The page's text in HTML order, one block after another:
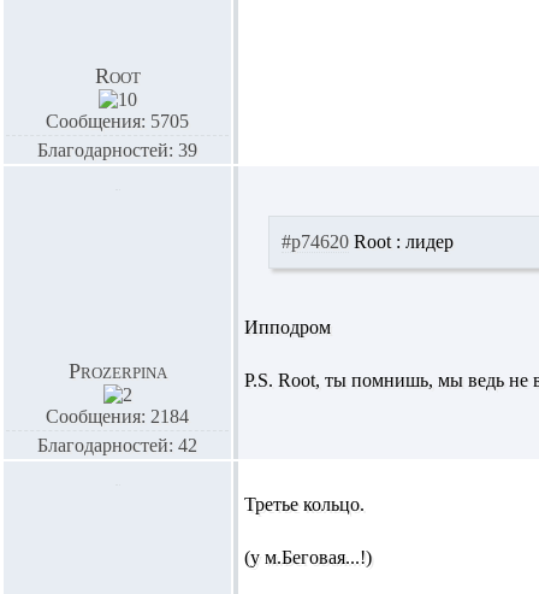
Root
Сообщения: 5705
Благодарностей: 39
Prozerpina
Сообщения: 2184
Благодарностей: 42
#p74620 Root : лидер
Ипподром
P.S. Root, ты помнишь, мы ведь не
Третье кольцо.
(у м.Беговая...!)